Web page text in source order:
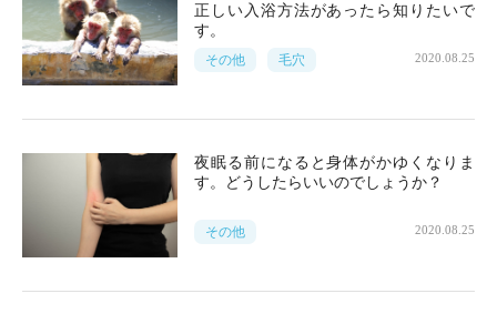
正しい入浴方法があったら知りたいで
す。
2020.08.25
その他 毛穴
夜眠る前になると身体がかゆくなりま
す。どうしたらいいのでしょうか？
2020.08.25
その他